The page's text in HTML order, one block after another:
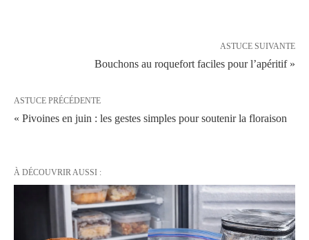
ASTUCE SUIVANTE
Bouchons au roquefort faciles pour l’apéritif »
ASTUCE PRÉCÉDENTE
« Pivoines en juin : les gestes simples pour soutenir la floraison
À DÉCOUVRIR AUSSI :